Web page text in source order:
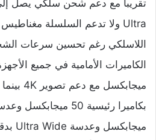
اللاسلكي رغم تحسين سرعات